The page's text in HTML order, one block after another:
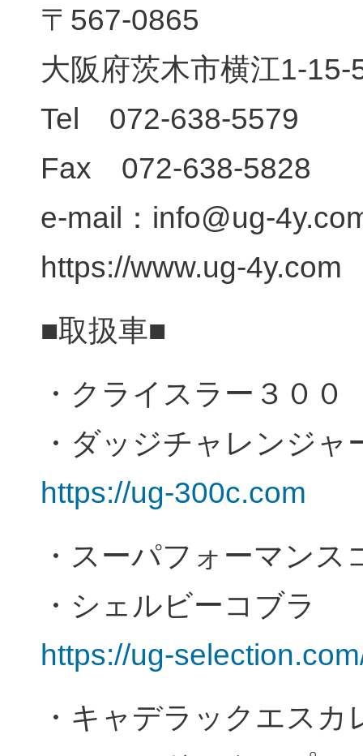
〒567-0865
大阪府茨木市横江1-15-
Tel 072-638-5579
Fax 072-638-5828
e-mail：info@ug-
https://www.ug-4y.com
■取扱車■
・クライスラー３０
・ダッジチャレンジ
https://ug-300c.com
・スーパフォーマンス
・シェルビーコブラ
https://ug-
・キャデラックエス